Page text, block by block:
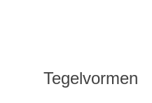
Tegelvormen